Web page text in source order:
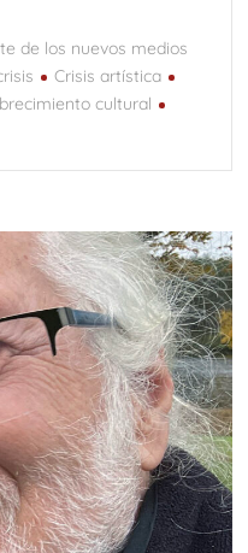
de los nuevos medios
Crisis artística
cultural